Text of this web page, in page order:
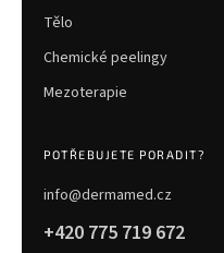
Tělo
Chemické peelingy
Mezoterapie
POTŘEBUJETE PORADIT?
info@dermamed.cz
+420 775 719 672